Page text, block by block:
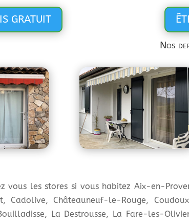
GRATUIT
Nos
vous les stores si vous habitez Aix-en-
Cadolive, Châteauneuf-le-Rouge,
La Destrousse, La Fare-les-